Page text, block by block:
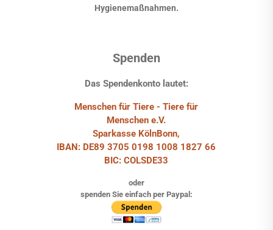
Hygienemaßnahmen.
Spenden
Das Spendenkonto lautet:
Menschen für Tiere - Tiere für
Menschen e.V.
Sparkasse KölnBonn,
IBAN: DE89 3705 0198 1008 1827 66
BIC: COLSDE33
oder
spenden Sie einfach per Paypal: